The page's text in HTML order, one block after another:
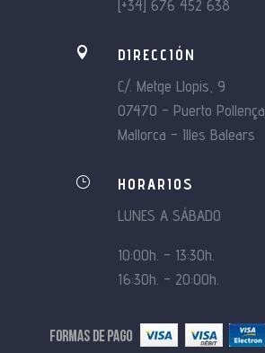
[+34] 676 452 638

DIRECCIÓN
C/. Metge Llopis, 9
07470 – Puerto Pollença
Mallorca – Illes Balears
}
HORARIOS
LUNES A SÁBADO
10:00h. – 13:30h.
16:30h. – 20:00h.